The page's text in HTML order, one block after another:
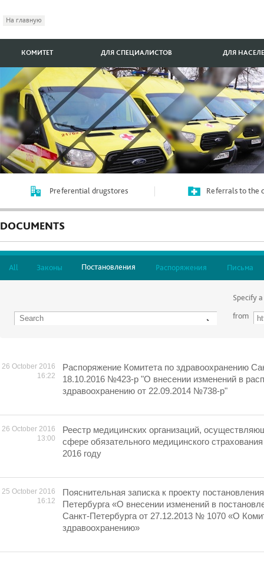
На главную
КОМИТЕТ ДЛЯ СПЕЦИАЛИСТОВ ДЛЯ
Preferential drugstores Referrals to the
DOCUMENTS
All Законы Постановления Распоряжения Письма
Specify
from
26 October 2016
16:22
Распоряжение Комитета по здравоохранению
18.10.2016 №423-р "О внесении изменений в
здравоохранению от 22.09.2014 №738-р"
26 October 2016
13:00
Реестр медицинских организаций,
сфере обязательного медицинского
2016 году
25 October 2016
16:12
Пояснительная записка к проекту
Петербурга «О внесении изменений в
Санкт-Петербурга от 27.12.2013 № 1070 «О
здравоохранению»